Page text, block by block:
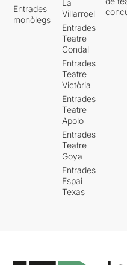
Entrades
monòlegs
La
Villarroel
Entrades
Teatre
Condal
Entrades
Teatre
Victòria
Entrades
Teatre
Apolo
Entrades
Teatre
Goya
Entrades
Espai
Texas